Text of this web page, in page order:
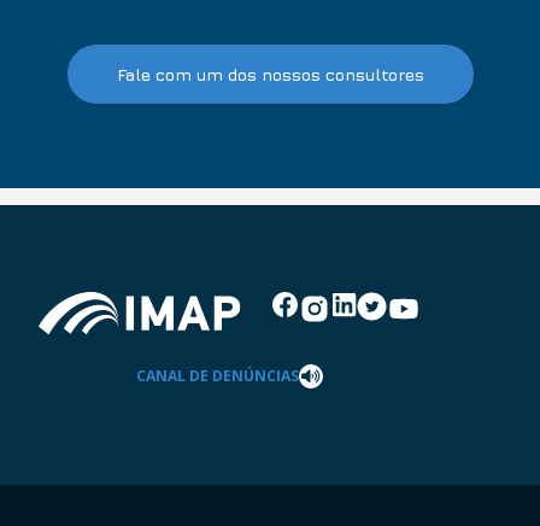
Fale com um dos nossos consultores
CANAL DE DENÚNCIAS